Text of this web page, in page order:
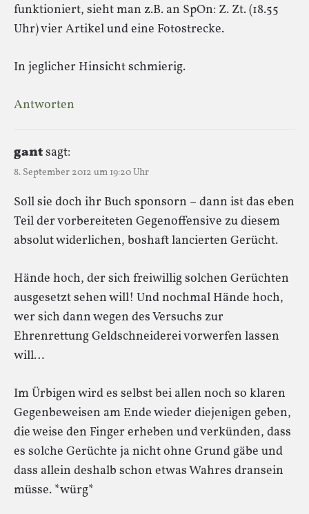
funktioniert, sieht man z.B. an SpOn: Z. Zt. (18.55
Uhr) vier Artikel und eine Fotostrecke.
In jeglicher Hinsicht schmierig.
Antworten
gantsagt:
8. September 2012 um 19:20 Uhr
Soll sie doch ihr Buch sponsorn – dann ist das eben
Teil der vorbereiteten Gegenoffensive zu diesem
absolut widerlichen, boshaft lancierten Gerücht.
Hände hoch, der sich freiwillig solchen Gerüchten
ausgesetzt sehen will! Und nochmal Hände hoch,
wer sich dann wegen des Versuchs zur
Ehrenrettung Geldschneiderei vorwerfen lassen
will…
Im Ürbigen wird es selbst bei allen noch so klaren
Gegenbeweisen am Ende wieder diejenigen geben,
die weise den Finger erheben und verkünden, dass
es solche Gerüchte ja nicht ohne Grund gäbe und
dass allein deshalb schon etwas Wahres dransein
müsse. *würg*